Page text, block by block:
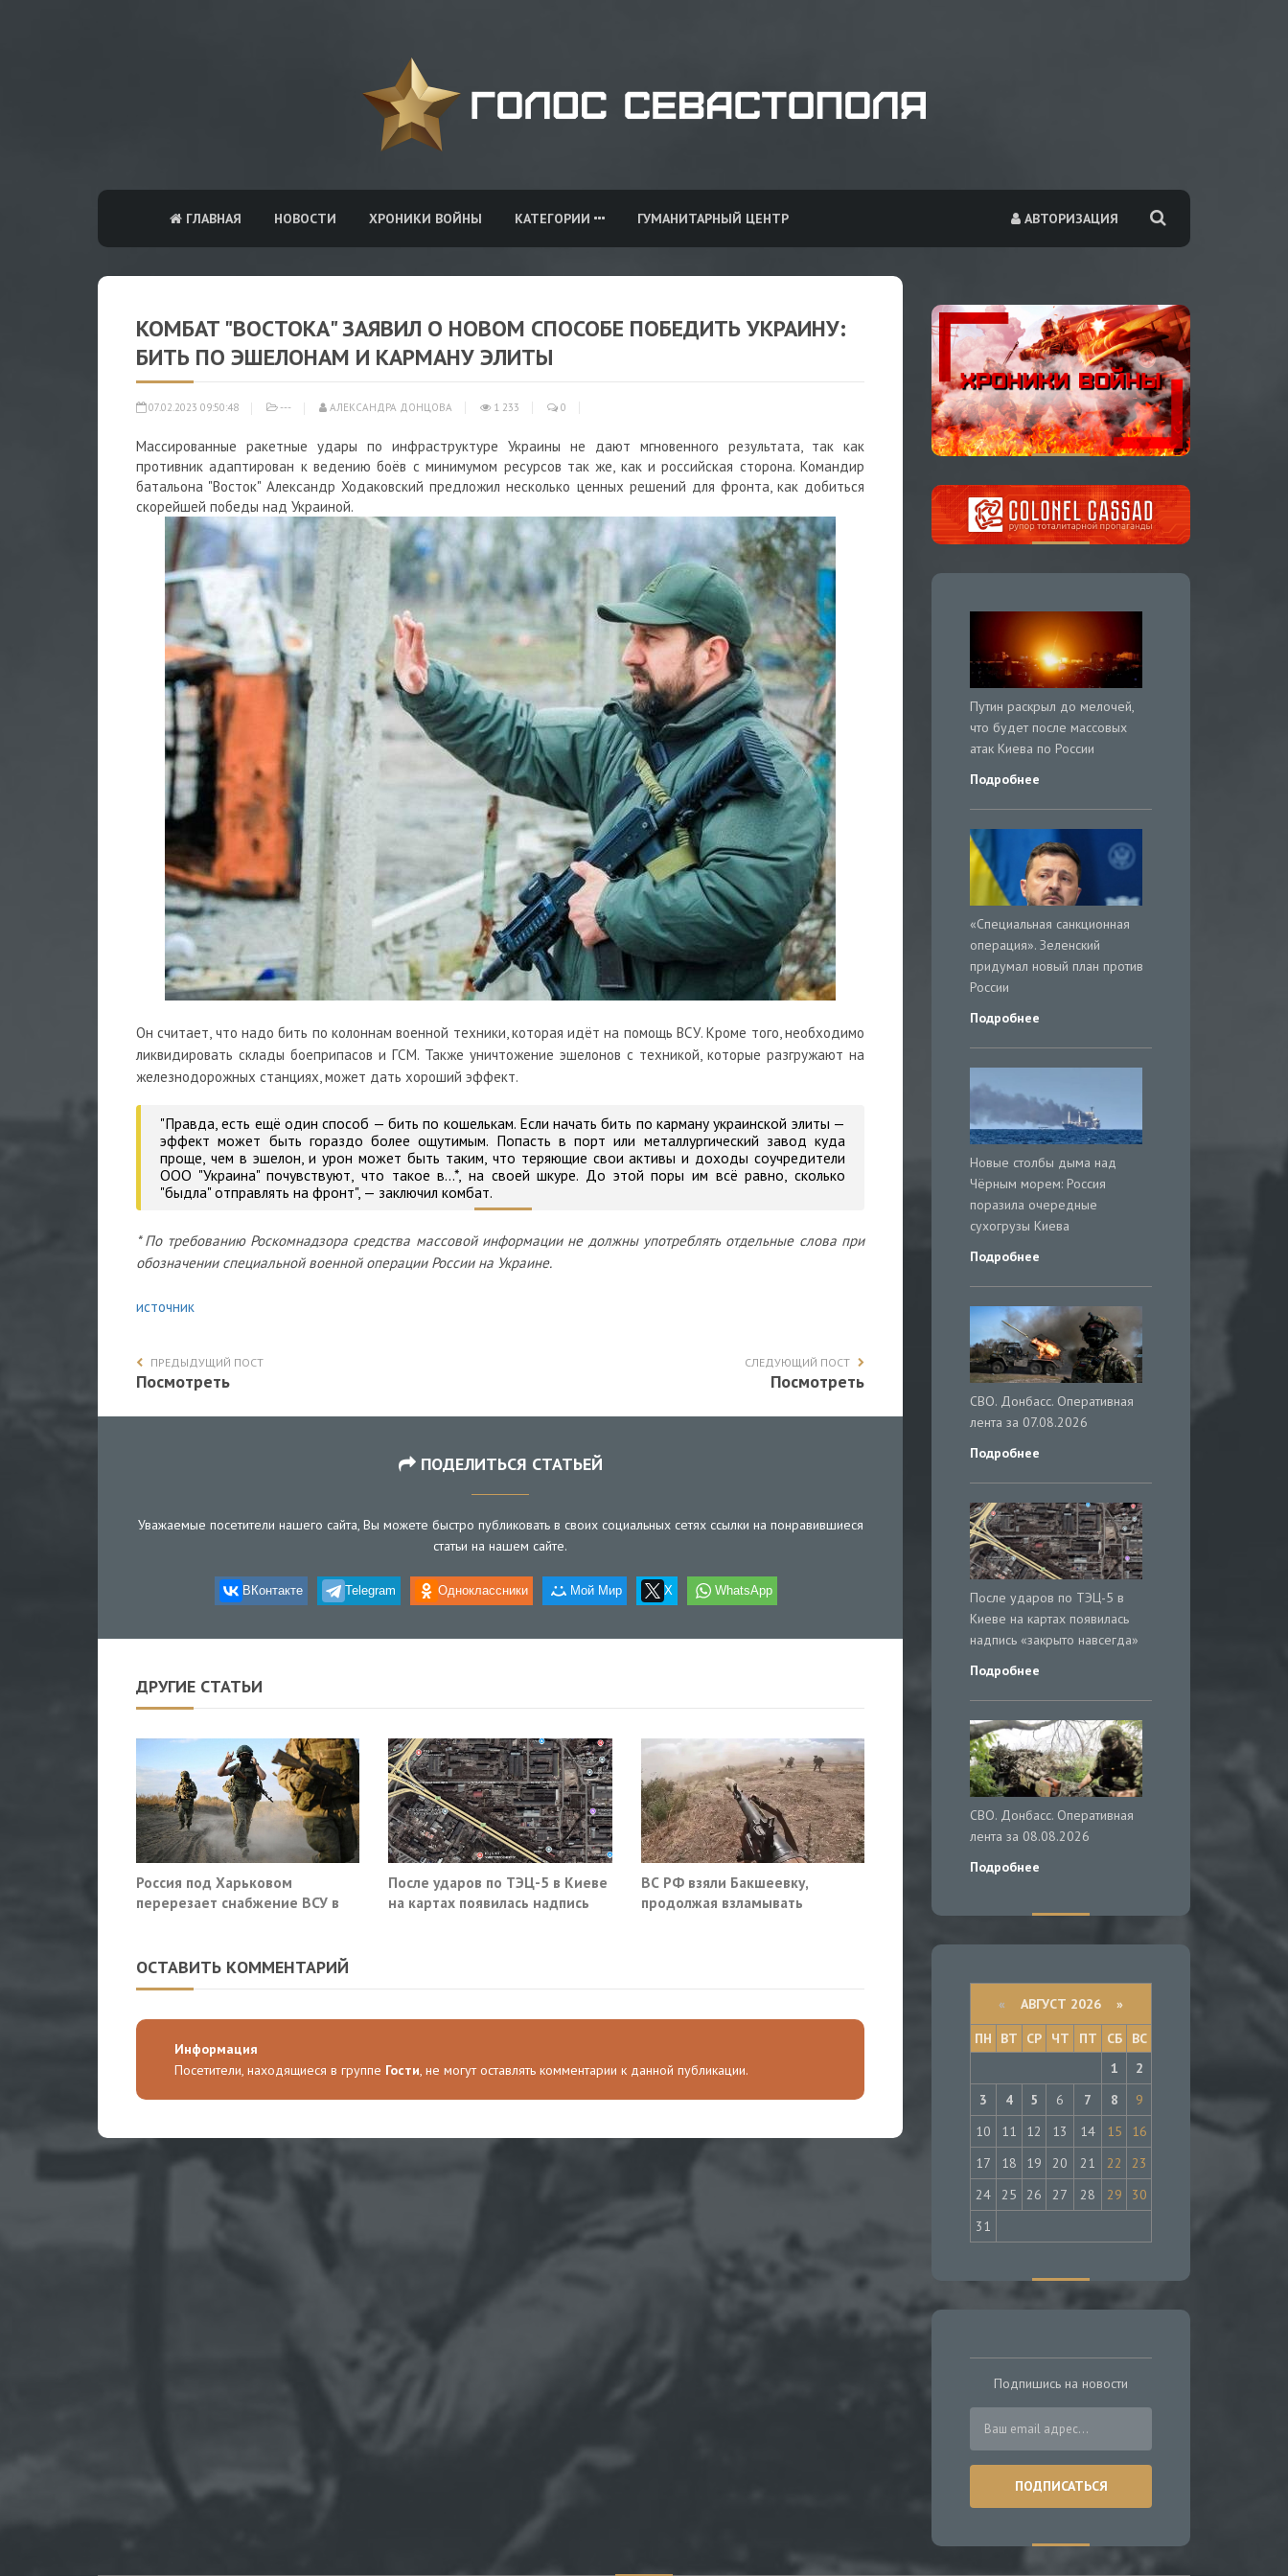
АВТОРИЗАЦИЯ
ГЛАВНАЯ НОВОСТИ ХРОНИКИ ВОЙНЫ КАТЕГОРИИ ГУМАНИТАРНЫЙ ЦЕНТР
КОМБАТ "ВОСТОКА" ЗАЯВИЛ О НОВОМ СПОСОБЕ ПОБЕДИТЬ УКРАИНУ:
БИТЬ ПО ЭШЕЛОНАМ И КАРМАНУ ЭЛИТЫ
07.02.2023 09:50:48 --- АЛЕКСАНДРА ДОНЦОВА 1 233 0
Массированные ракетные удары по инфраструктуре Украины не дают мгновенного результата, так как
противник адаптирован к ведению боёв с минимумом ресурсов так же, как и российская сторона. Командир
батальона "Восток" Александр Ходаковский предложил несколько ценных решений для фронта, как добиться
скорейшей победы над Украиной.
Он считает, что надо бить по колоннам военной техники, которая идёт на помощь ВСУ. Кроме того, необходимо
ликвидировать склады боеприпасов и ГСМ. Также уничтожение эшелонов с техникой, которые разгружают на
железнодорожных станциях, может дать хороший эффект.
"Правда, есть ещё один способ — бить по кошелькам. Если начать бить по карману украинской элиты —
эффект может быть гораздо более ощутимым. Попасть в порт или металлургический завод куда
проще, чем в эшелон, и урон может быть таким, что теряющие свои активы и доходы соучредители
ООО "Украина" почувствуют, что такое в...*, на своей шкуре. До этой поры им всё равно, сколько
"быдла" отправлять на фронт", — заключил комбат.
* По требованию Роскомнадзора средства массовой информации не должны употреблять отдельные слова при
обозначении специальной военной операции России на Украине.
источник
ПРЕДЫДУЩИЙ ПОСТ
Посмотреть
СЛЕДУЮЩИЙ ПОСТ
Посмотреть
ПОДЕЛИТЬСЯ СТАТЬЕЙ
Уважаемые посетители нашего сайта, Вы можете быстро публиковать в своих социальных сетях ссылки на понравившиеся
статьи на нашем сайте.
ВКонтакте Telegram Одноклассники Мой Мир X WhatsApp
ДРУГИЕ СТАТЬИ
Россия под Харьковом
перерезает снабжение ВСУ в
После ударов по ТЭЦ-5 в Киеве
на картах появилась надпись
ВС РФ взяли Бакшеевку,
продолжая взламывать
ОСТАВИТЬ КОММЕНТАРИЙ
Информация
Посетители, находящиеся в группе Гости, не могут оставлять комментарии к данной публикации.
Путин раскрыл до мелочей,
что будет после массовых
атак Киева по России
Подробнее
«Специальная санкционная
операция». Зеленский
придумал новый план против
России
Подробнее
Новые столбы дыма над
Чёрным морем: Россия
поразила очередные
сухогрузы Киева
Подробнее
СВО. Донбасс. Оперативная
лента за 07.08.2026
Подробнее
После ударов по ТЭЦ-5 в
Киеве на картах появилась
надпись «закрыто навсегда»
Подробнее
СВО. Донбасс. Оперативная
лента за 08.08.2026
Подробнее
« АВГУСТ 2026 »
ПН
ВТ СР ЧТ ПТ СБ
ВС
1
2
3
4 5 6 7 8
9
10
11 12 13 14 15
16
17
18 19 20 21 22
23
24
25 26 27 28 29
30
31
Подпишись на новости